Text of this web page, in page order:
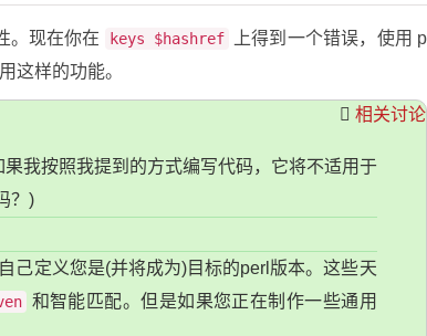
。现在你在 keys $hashref
上得到一个错误，使用 p
这样的功能。
相关讨论
我按照我提到的方式编写代码，它将不适用于
？)
己定义您是(并将成为)目标的perl版本。这些天
和智能匹配。但是如果您正在制作一些通用